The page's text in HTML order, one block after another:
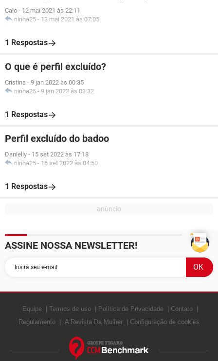
Caio - 12 mai 2021 às 22:11
ninha25 - 13 mai 2021 às 07:05
1 Respostas
O que é perfil excluído?
Cristina - 9 jan 2022 às 00:35
ninha25 - 9 jan 2022 às 03:32
1 Respostas
Perfil excluído do badoo
Danielly - 15 set 2022 às 17:18
ninha25 - 16 set 2022 às 04:50
1 Respostas
ASSINE NOSSA NEWSLETTER!
Equipe Termos de uso Política de Privacidade
Contato
Regulamento
A Revista Da Mulher Configuração de cookies